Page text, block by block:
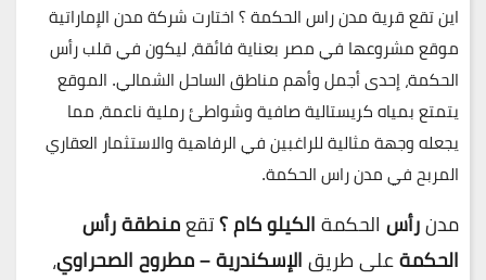
اين تقع قريةمدن راس الحكمة ؟اختارت شركة مدن الإماراتية
موقع مشروعها في مصر بعناية فائقة، ليكون في قلب رأس
الحكمة، إحدى أجمل وأهم مناطق الساحل الشمالي. الموقع
يتمتع بمياه كريستالية صافية وشواطئ رملية ناعمة، مما
يجعله وجهة مثالية للراغبين في الرفاهية والاستثمار العقاري
المربح في مدن راس الحكمة.
مدنرأس الحكمةالكيلو كام ؟تقعمنطقة رأس
الحكمةعلى طريقالإسكندرية – مطروح الصحراوي،